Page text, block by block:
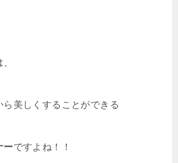
美しくすることができる
ーですよね！！